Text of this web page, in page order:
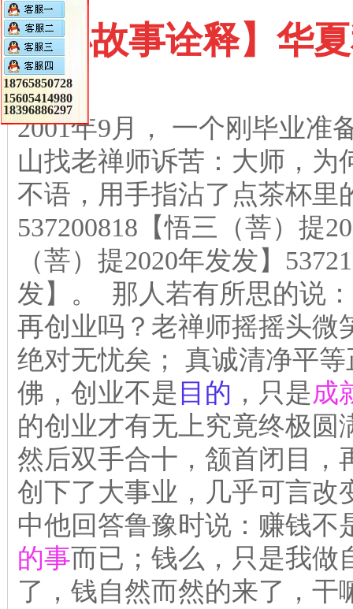
【小故事诠释】华
2001年9月， 一个刚毕业准
山找老禅师诉苦：大师，为
不语，用手指沾了点茶杯里
537200818【悟三（菩）提
（菩）提2020年发发】
发】。 那人若有所思的说
再创业吗？老禅师摇摇头微
绝对无忧矣； 真诚清净平
佛，创业不是 目的 ，只是成
的创业才有无上究竟终极圆
然后双手合十，颔首闭目，
创下了大事业，几乎可言改
中他回答鲁豫时说：赚钱不
的事而已；钱么，只是我做
了，钱自然而然的来了，
18765850728
15605414980
18396886297